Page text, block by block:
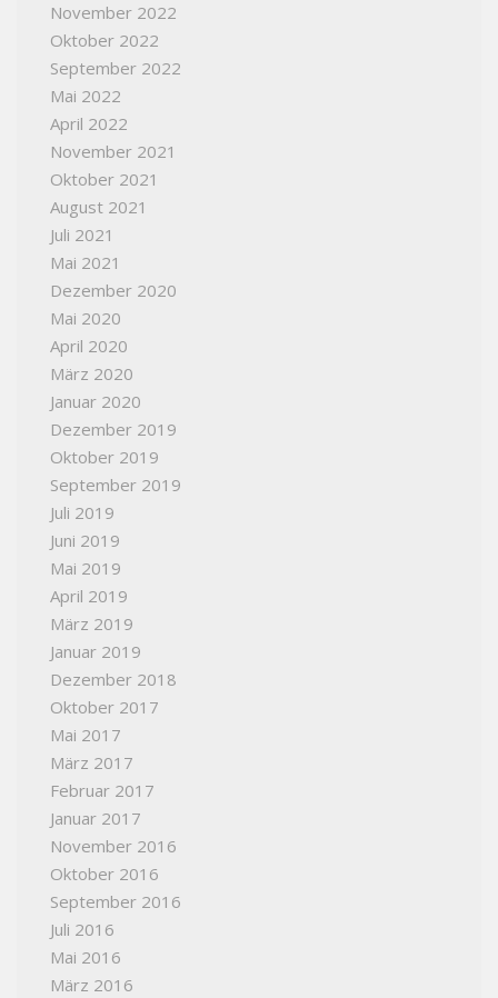
November 2022
Oktober 2022
September 2022
Mai 2022
April 2022
November 2021
Oktober 2021
August 2021
Juli 2021
Mai 2021
Dezember 2020
Mai 2020
April 2020
März 2020
Januar 2020
Dezember 2019
Oktober 2019
September 2019
Juli 2019
Juni 2019
Mai 2019
April 2019
März 2019
Januar 2019
Dezember 2018
Oktober 2017
Mai 2017
März 2017
Februar 2017
Januar 2017
November 2016
Oktober 2016
September 2016
Juli 2016
Mai 2016
März 2016